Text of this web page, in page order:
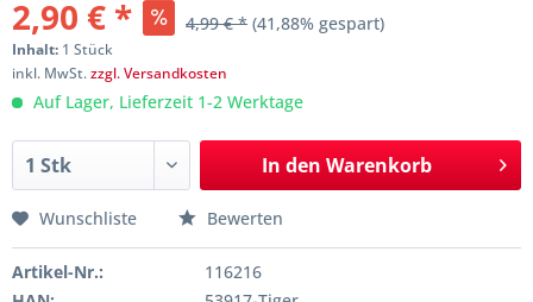
2,90 € * 4,99 € * (41,88% gespart)
Inhalt: 1 Stück
inkl. MwSt.zzgl. Versandkosten
Auf Lager, Lieferzeit 1-2 Werktage
In den Warenkorb
Wunschliste Bewerten
Artikel-Nr.:
116216